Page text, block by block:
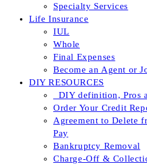
Specialty Services
Life Insurance
IUL
Whole
Final Expenses
Become an Agent or
DIY RESOURCES
_DIY definition, Pros
Order Your Credit
Agreement to Delete
Pay
Bankruptcy Removal
Charge-Off &